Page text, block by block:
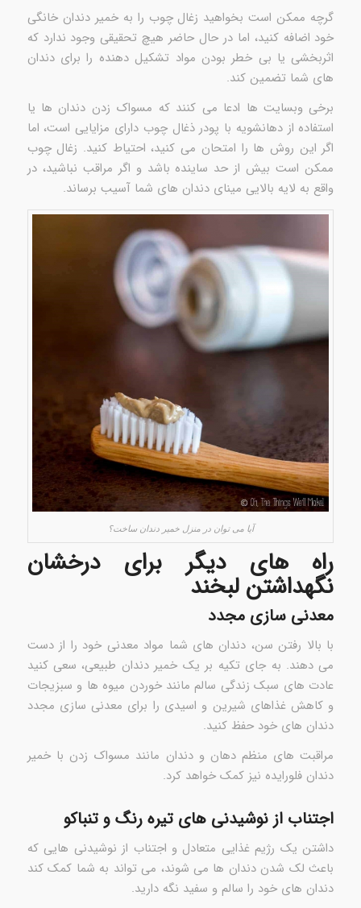
گرچه ممکن است بخواهید زغال چوب را به خمیر دندان خانگی
خود اضافه کنید، اما در حال حاضر هیچ تحقیقی وجود ندارد که
اثربخشی یا بی خطر بودن مواد تشکیل دهنده را برای دندان
های شما تضمین کند.
برخی وبسایت ها ادعا می کنند که مسواک زدن دندان ها یا
استفاده از دهانشویه با پودر ذغال چوب دارای مزایایی است، اما
اگر این روش ها را امتحان می کنید، احتیاط کنید. زغال چوب
ممکن است بیش از حد ساینده باشد و اگر مراقب نباشید، در
واقع به لایه بالایی مینای دندان های شما آسیب برساند.
آیا می توان در منزل خمیر دندان ساخت؟
راه های دیگر برای درخشان
نگهداشتن لبخند
معدنی سازی مجدد
با بالا رفتن سن، دندان های شما مواد معدنی خود را از دست
می دهند. به جای تکیه بر یک خمیر دندان طبیعی، سعی کنید
عادت های سبک زندگی سالم مانند خوردن میوه ها و سبزیجات
و کاهش غذاهای شیرین و اسیدی را برای معدنی سازی مجدد
دندان های خود حفظ کنید.
مراقبت های منظم دهان و دندان مانند مسواک زدن با خمیر
دندان فلورایده نیز کمک خواهد کرد.
اجتناب از نوشیدنی های تیره رنگ و تنباکو
داشتن یک رژیم غذایی متعادل و اجتناب از نوشیدنی هایی که
باعث لک شدن دندان ها می شوند، می تواند به شما کمک کند
دندان های خود را سالم و سفید نگه دارید.